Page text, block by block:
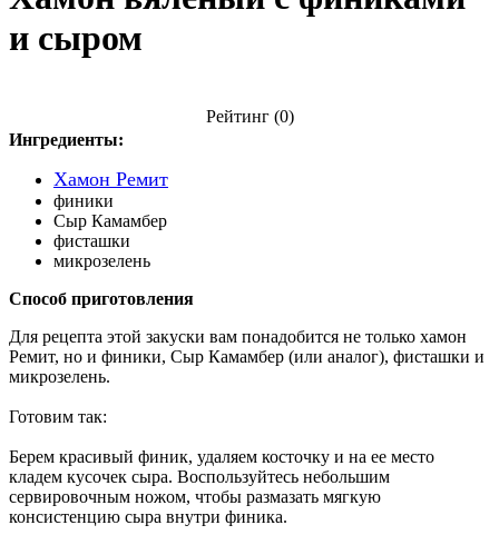
и сыром
Рейтинг (0)
Ингредиенты:
Хамон Ремит
финики
Сыр Камамбер
фисташки
микрозелень
Способ приготовления
Для рецепта этой закуски вам понадобится не только хамон
Ремит, но и финики, Сыр Камамбер (или аналог), фисташки и
микрозелень.
Готовим так:
Берем красивый финик, удаляем косточку и на ее место
кладем кусочек сыра. Воспользуйтесь небольшим
сервировочным ножом, чтобы размазать мягкую
консистенцию сыра внутри финика.